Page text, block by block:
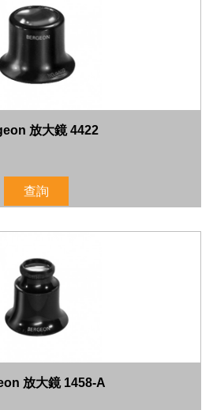
放大鏡 4422
查詢
放大鏡 1458-A